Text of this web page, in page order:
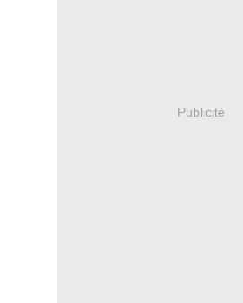
Publicité